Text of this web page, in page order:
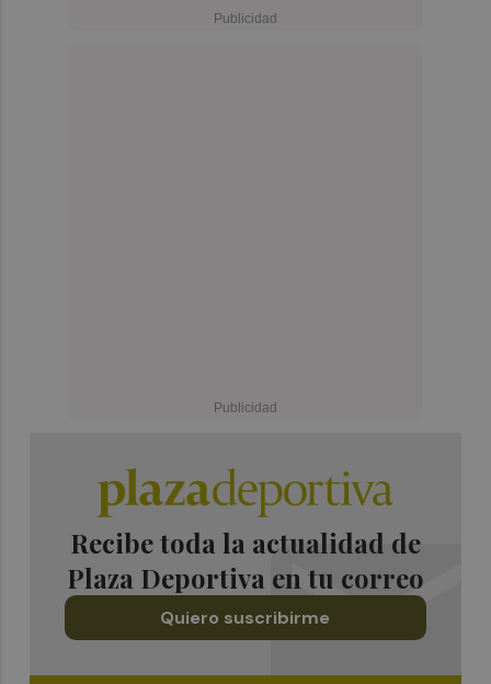
Recibe toda la actualidad de
Plaza Deportiva en tu correo
Quiero suscribirme